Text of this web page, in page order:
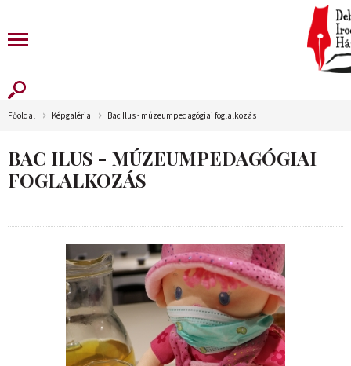
Főoldal Képgaléria Bac Ilus - múzeumpedagógiai foglalkozás
BAC ILUS - MÚZEUMPEDAGÓGIAI
FOGLALKOZÁS